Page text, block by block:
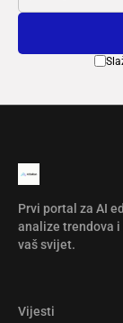
Prvi portal za AI
analize trendova
vaš svijet.
Vijesti